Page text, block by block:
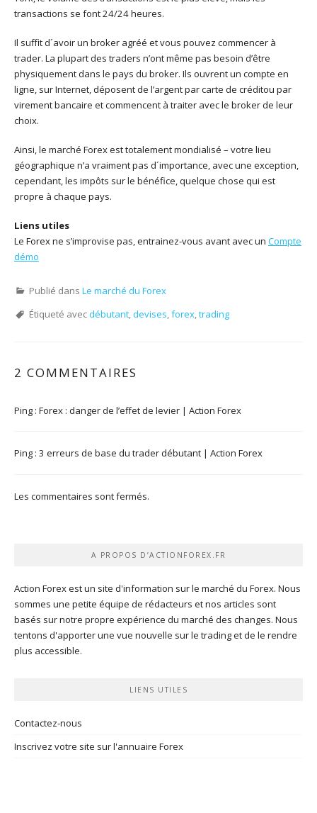
transactions se font 24/24 heures.
Il suffit d´avoir un broker agréé et vous pouvez commencer à
trader. La plupart des traders n’ont même pas besoin d’être
physiquement dans le pays du broker. Ils ouvrent un compte en
ligne, sur Internet, déposent de l’argent par carte de créditou par
virement bancaire et commencent à traiter avec le broker de leur
choix.
Ainsi, le marché Forex est totalement mondialisé – votre lieu
géographique n’a vraiment pas d´importance, avec une exception,
cependant, les impôts sur le bénéfice, quelque chose qui est
propre à chaque pays.
Liens utiles
Le Forex ne s’improvise pas, entrainez-vous avant avec un Compte
démo
Publié dans Le marché du Forex
Étiqueté avecdébutant,devises,forex,trading
2 COMMENTAIRES
Ping : Forex : danger de l’effet de levier | Action Forex
Ping : 3 erreurs de base du trader débutant | Action Forex
Les commentaires sont fermés.
A PROPOS D’ACTIONFOREX.FR
Action Forex est un site d'information sur le marché du Forex. Nous
sommes une petite équipe de rédacteurs et nos articles sont
basés sur notre propre expérience du marché des changes. Nous
tentons d'apporter une vue nouvelle sur le trading et de le rendre
plus accessible.
LIENS UTILES
Contactez-nous
Inscrivez votre site sur l'annuaire Forex